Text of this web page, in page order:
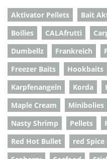
Aktivator Pellets Bait
Boilies
CALAfrutti
Dumbellz
Frankreich
Freezer Baits
Hookbaits
Karpfenangeln
Korda
Maple Cream
Minibolies
Nasty Shrimp
Pellets
Red Hot Bullet
red Spice